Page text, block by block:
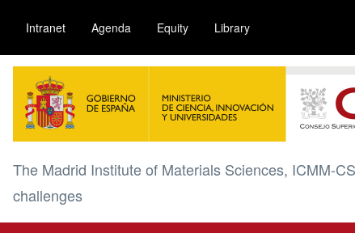
contenido
principal
Intranet Agenda Equity Library
Image
The Madrid Institute of Materials Sciences, ICMM-
challenges